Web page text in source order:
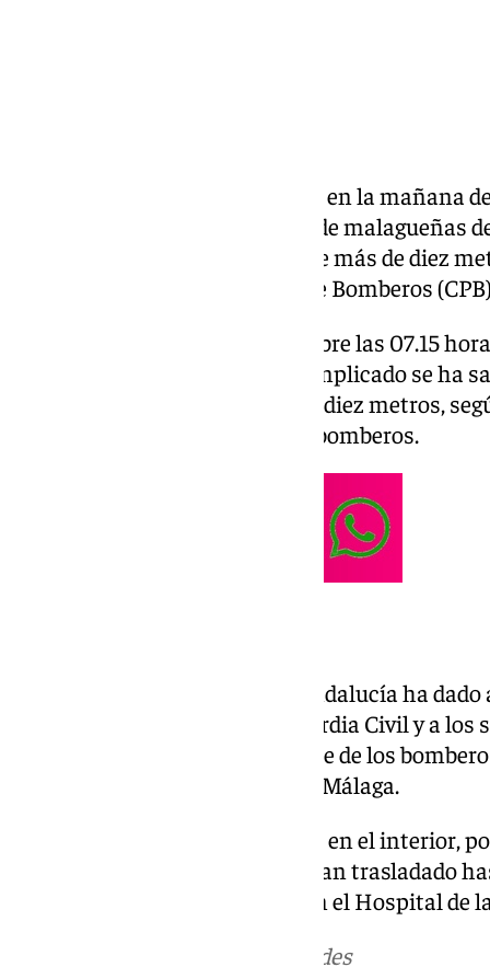
Un hombre ha resultado herido en la mañana
MA-4105, entre las localidades de malagueñas
y caer al río desde un desnivel de más de diez
desde el Consorcio Provincial de Bomberos
Los hechos han tenido lugar sobre las 07.15
4105 cuando un solo vehículo implicado se ha
río desde un desnivel de más de diez metros,
sistema Emergencias 112 y los bomberos.
De inmediato, el sistema 112 Andalucía ha
Bomberos, a efectivos de la Guardia Civil y a
lugar se ha desplazado, por parte de los
municipio malagueño de Vélez-Málaga.
El ocupante del vehículo estaba en el interior,
bomberos lo han extraído y lo han trasladado
posteriormente, ser atendido en el Hospital de
en las redes